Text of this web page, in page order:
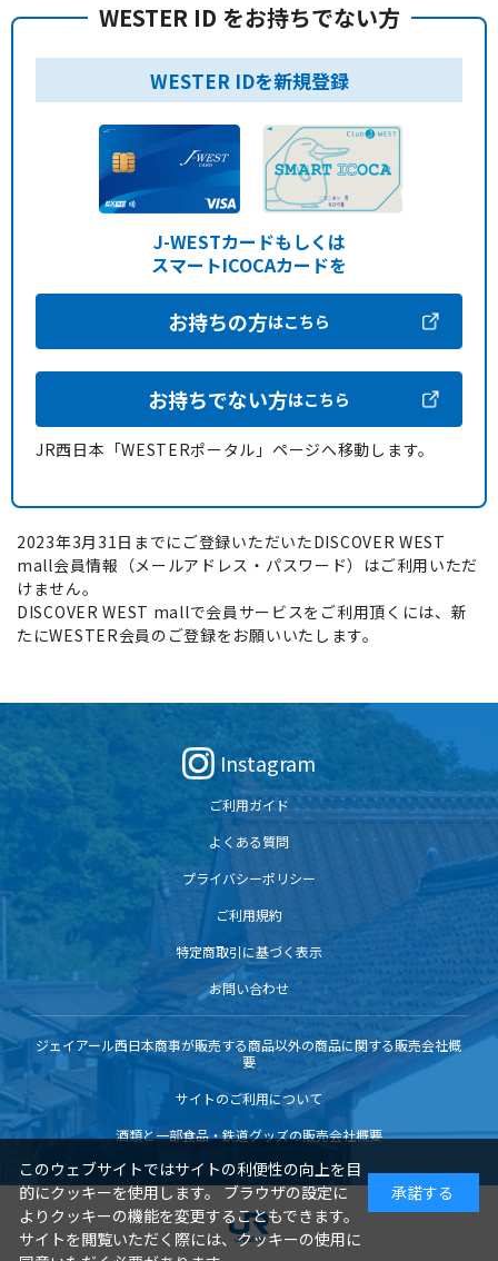
WESTER ID をお持ちでない方
WESTER IDを新規登録
J-WESTカードもしくは
スマートICOCAカードを
お持ちの方はこちら
お持ちでない方はこちら
JR西日本「WESTERポータル」ページへ移動します。
2023年3月31日までにご登録いただいたDISCOVER WEST
mall会員情報（メールアドレス・パスワード）はご利用いただ
けません。
DISCOVER WEST mallで会員サービスをご利用頂くには、新
たにWESTER会員のご登録をお願いいたします。
Instagram
ご利用ガイド
よくある質問
プライバシーポリシー
ご利用規約
特定商取引に基づく表示
お問い合わせ
ジェイアール西日本商事が販売する商品以外の商品に関する販売会社概
要
サイトのご利用について
酒類と一部食品・鉄道グッズの販売会社概要
このウェブサイトではサイトの利便性の向上を目
的にクッキーを使用します。 ブラウザの設定に
よりクッキーの機能を変更することもできます。
サイトを閲覧いただく際には、クッキーの使用に
承諾する